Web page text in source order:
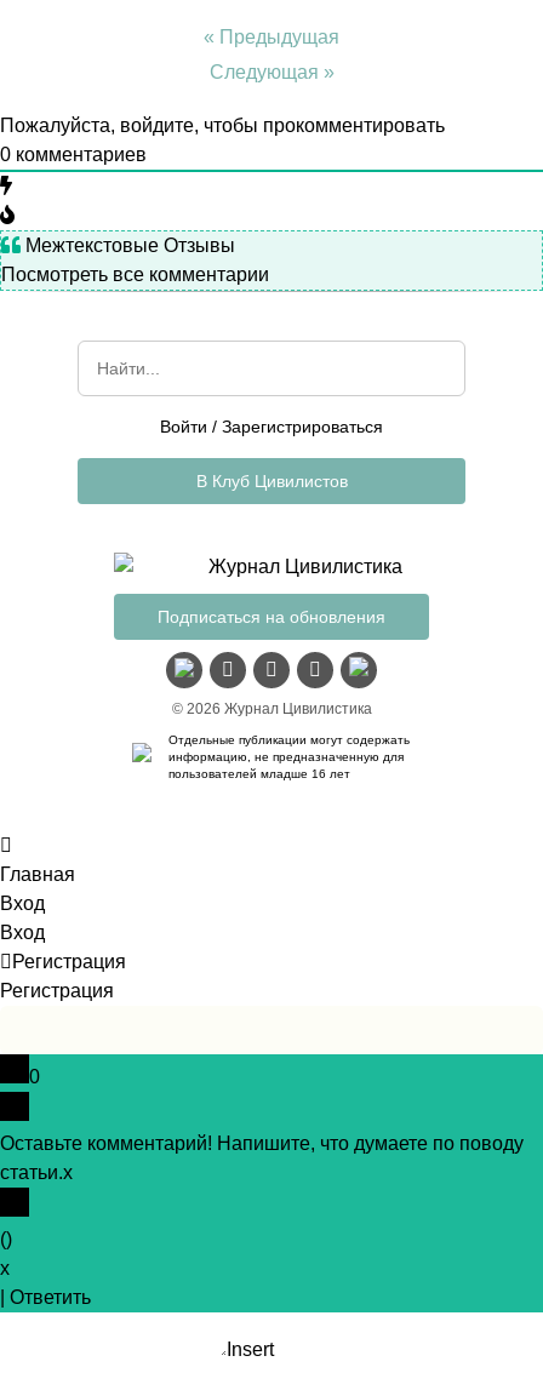
« Предыдущая
Следующая »
Пожалуйста, войдите, чтобы прокомментировать
0 комментариев
Межтекстовые Отзывы
Посмотреть все комментарии
Подписаться на обновления
© 2026 Журнал Цивилистика
Отдельные публикации могут содержать
информацию, не предназначенную для
пользователей младше 16 лет
Войти / Зарегистрироваться
В Клуб Цивилистов
Главная
Вход
Вход
Регистрация
Регистрация
0
Оставьте комментарий! Напишите, что думаете по поводу
статьи.x
()
x
Ответить
Insert